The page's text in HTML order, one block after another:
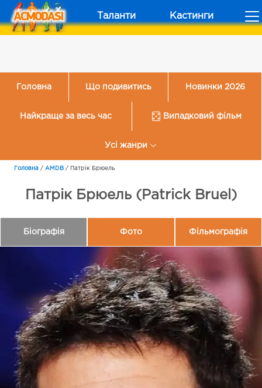
Таланти Кастинги
Головна Що подивитись Новинки 2026
Найкраще за весь час Випадковий фільм
Усі жанри
Головна / AMDB / Патрік Брюель
Патрік Брюель (Patrick Bruel)
Біографія Фото Фільмографія